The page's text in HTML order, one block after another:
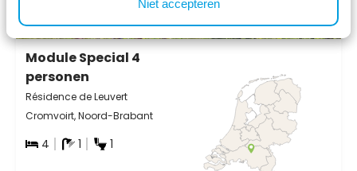
Niet accepteren
8.2
Module Special 4
personen
Résidence de Leuvert
Cromvoirt, Noord-Brabant
4 1 1